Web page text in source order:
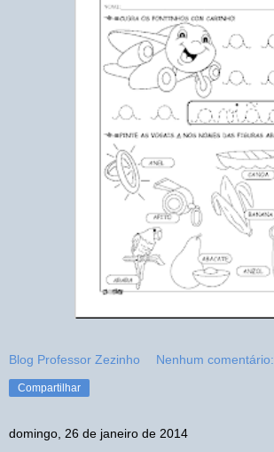
Blog Professor Zezinho Nenhum comentário:
Compartilhar
domingo, 26 de janeiro de 2014